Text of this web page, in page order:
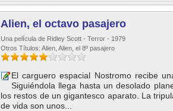
Alien, el octavo pasajero
Una película de Ridley Scott - Terror - 1979
Otros Títulos: Alien, Alien, el 8º pasajero
El carguero espacial Nostromo recibe
Siguiéndola llega hasta un desolado
los restos de un gigantesco aparato. La
de vida son unos...